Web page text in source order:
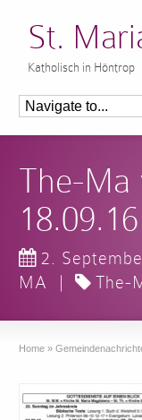
St.
Katholisch in Höntrop
The-Ma
18.09.16
2.
MA
| The-
Home »